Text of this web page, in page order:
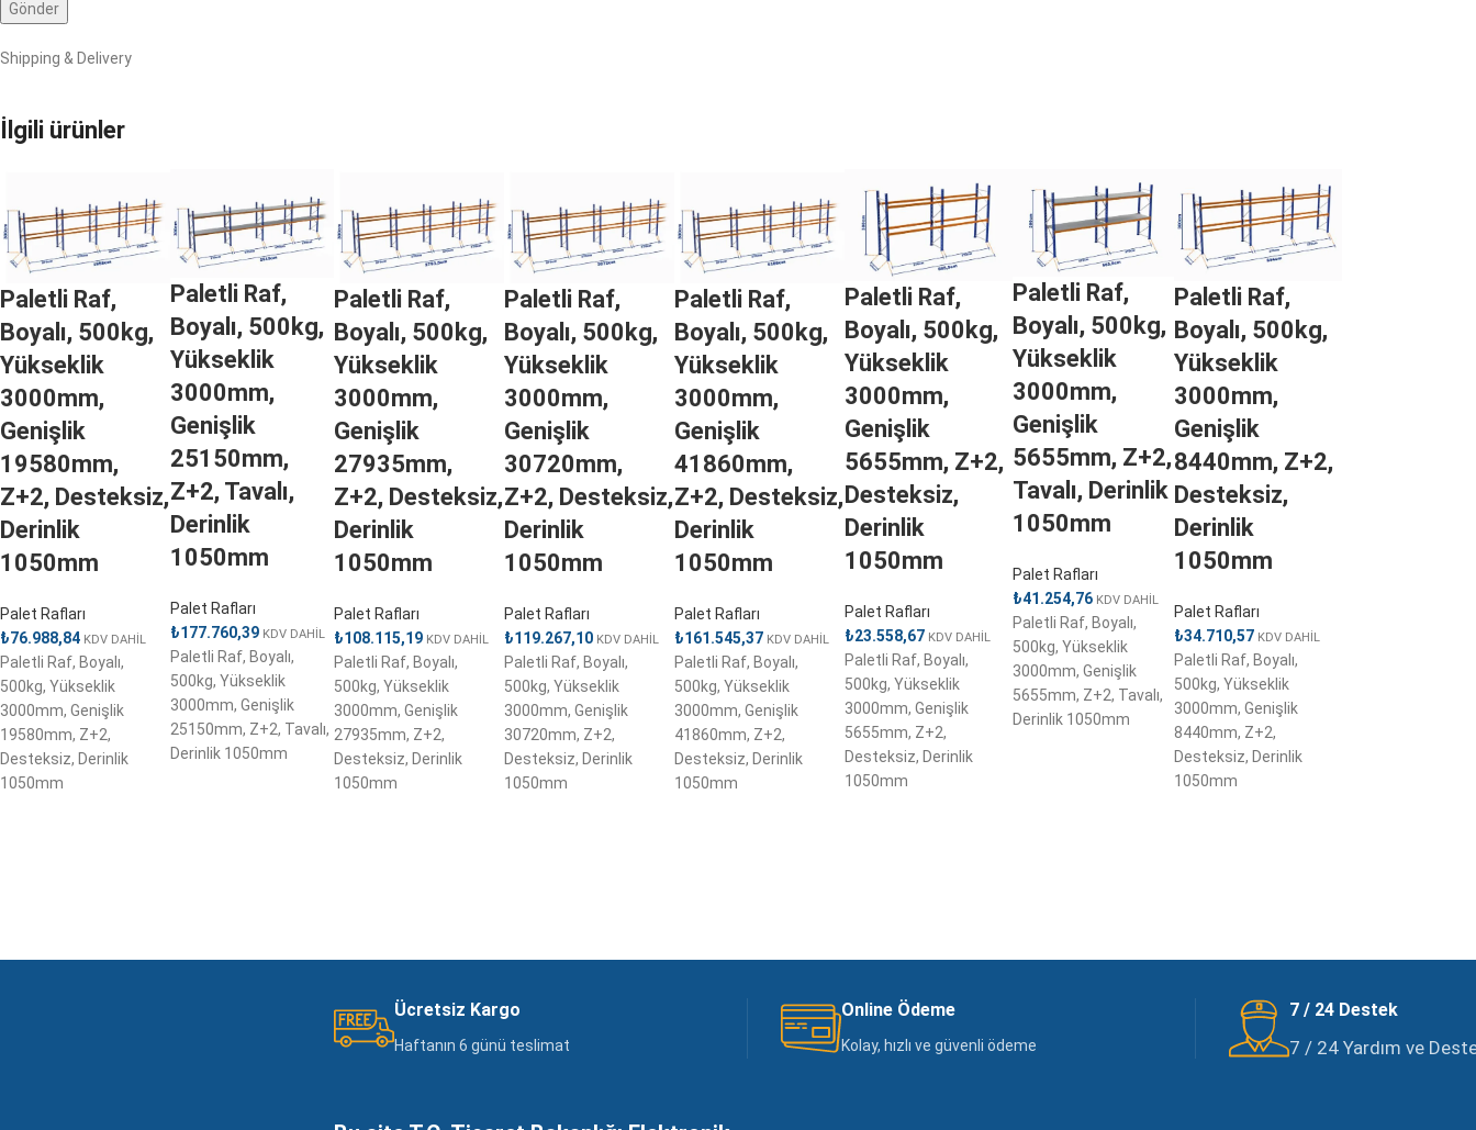
Shipping & Delivery
İlgili ürünler
Paletli Raf,
Boyalı, 500kg,
Yükseklik
3000mm,
Genişlik
19580mm,
Z+2, Desteksiz,
Derinlik
1050mm
Palet Rafları
₺76.988,84 KDV DAHİL
Paletli Raf, Boyalı,
500kg, Yükseklik
3000mm, Genişlik
19580mm, Z+2,
Desteksiz, Derinlik
1050mm
Paletli Raf,
Boyalı, 500kg,
Yükseklik
3000mm,
Genişlik
25150mm,
Z+2, Tavalı,
Derinlik
1050mm
Palet Rafları
₺177.760,39 KDV DAHİL
Paletli Raf, Boyalı,
500kg, Yükseklik
3000mm, Genişlik
25150mm, Z+2, Tavalı,
Derinlik 1050mm
Paletli Raf,
Boyalı, 500kg,
Yükseklik
3000mm,
Genişlik
27935mm,
Z+2, Desteksiz,
Derinlik
1050mm
Palet Rafları
₺108.115,19 KDV DAHİL
Paletli Raf, Boyalı,
500kg, Yükseklik
3000mm, Genişlik
27935mm, Z+2,
Desteksiz, Derinlik
1050mm
Paletli Raf,
Boyalı, 500kg,
Yükseklik
3000mm,
Genişlik
30720mm,
Z+2, Desteksiz,
Derinlik
1050mm
Palet Rafları
₺119.267,10 KDV DAHİL
Paletli Raf, Boyalı,
500kg, Yükseklik
3000mm, Genişlik
30720mm, Z+2,
Desteksiz, Derinlik
1050mm
Paletli Raf,
Boyalı, 500kg,
Yükseklik
3000mm,
Genişlik
41860mm,
Z+2, Desteksiz,
Derinlik
1050mm
Palet Rafları
₺161.545,37 KDV DAHİL
Paletli Raf, Boyalı,
500kg, Yükseklik
3000mm, Genişlik
41860mm, Z+2,
Desteksiz, Derinlik
1050mm
Paletli Raf,
Boyalı, 500kg,
Yükseklik
3000mm,
Genişlik
5655mm, Z+2,
Desteksiz,
Derinlik
1050mm
Palet Rafları
₺23.558,67 KDV DAHİL
Paletli Raf, Boyalı,
500kg, Yükseklik
3000mm, Genişlik
5655mm, Z+2,
Desteksiz, Derinlik
1050mm
Paletli Raf,
Boyalı, 500kg,
Yükseklik
3000mm,
Genişlik
5655mm, Z+2,
Tavalı, Derinlik
1050mm
Palet Rafları
₺41.254,76 KDV DAHİL
Paletli Raf, Boyalı,
500kg, Yükseklik
3000mm, Genişlik
5655mm, Z+2, Tavalı,
Derinlik 1050mm
Paletli Raf,
Boyalı, 500kg,
Yükseklik
3000mm,
Genişlik
8440mm, Z+2,
Desteksiz,
Derinlik
1050mm
Palet Rafları
₺34.710,57 KDV DAHİL
Paletli Raf, Boyalı,
500kg, Yükseklik
3000mm, Genişlik
8440mm, Z+2,
Desteksiz, Derinlik
1050mm
Ücretsiz Kargo
Haftanın 6 günü teslimat
Online Ödeme
Kolay, hızlı ve güvenli ödeme
7 / 24 Destek
7 / 24 Yardım ve